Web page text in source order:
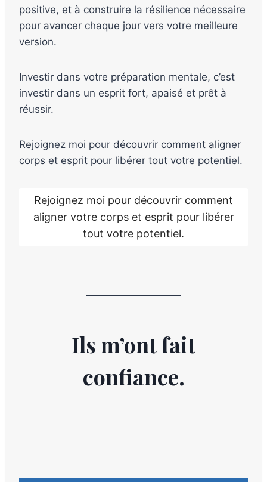
positive, et à construire la résilience nécessaire
pour avancer chaque jour vers votre meilleure
version.
Investir dans votre préparation mentale, c’est
investir dans un esprit fort, apaisé et prêt à
réussir.
Rejoignez moi pour découvrir comment aligner
corps et esprit pour libérer tout votre potentiel.
Rejoignez moi pour découvrir comment
aligner votre corps et esprit pour libérer
tout votre potentiel.
Ils m’ont fait
confiance.